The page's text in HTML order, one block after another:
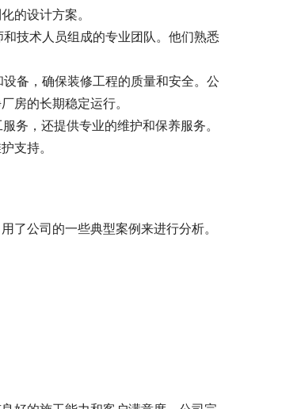
的设计方案。
技术人员组成的专业团队。他们熟悉
备，确保装修工程的质量和安全。公
房的长期稳定运行。
务，还提供专业的维护和保养服务。
支持。
了公司的一些典型案例来进行分析。